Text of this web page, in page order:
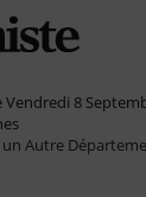
8
Autre